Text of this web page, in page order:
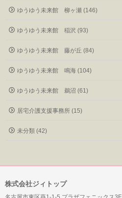
ゆうゆう未来館 柳ヶ瀬 (146)
ゆうゆう未来館 稲沢 (93)
ゆうゆう未来館 藤が丘 (84)
ゆうゆう未来館 鳴海 (104)
ゆうゆう未来館 鵜沼 (61)
居宅介護支援事務所 (15)
未分類 (42)
株式会社ジィトップ